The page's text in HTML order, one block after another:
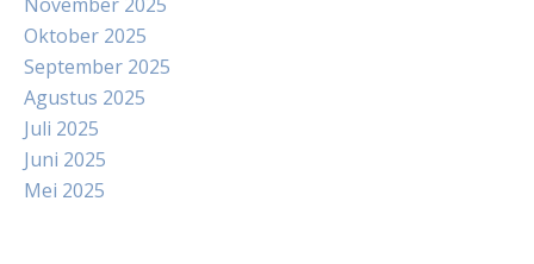
Oktober 2025
September 2025
Agustus 2025
Juli 2025
Juni 2025
Mei 2025